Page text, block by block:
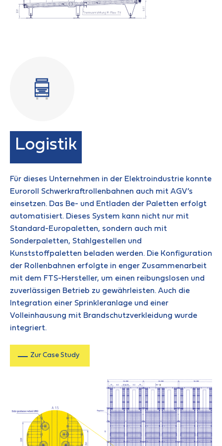
Logistik
Für dieses Unternehmen in der Elektroindustrie konnte
Euroroll Schwerkraftrollenbahnen auch mit AGV’s
einsetzen. Das Be- und Entladen der Paletten erfolgt
automatisiert. Dieses System kann nicht nur mit
Standard-Europaletten, sondern auch mit
Sonderpaletten, Stahlgestellen und
Kunststoffpaletten beladen werden. Die Konfiguration
der Rollenbahnen erfolgte in enger Zusammenarbeit
mit dem FTS-Hersteller, um einen reibungslosen und
zuverlässigen Betrieb zu gewährleisten. Auch die
Integration einer Sprinkleranlage und einer
Volleinhausung mit Brandschutzverkleidung wurde
integriert.
Zur Case Study